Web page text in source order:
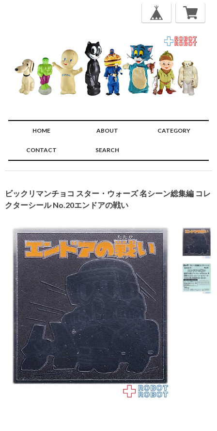
HOME ABOUT CATEGORY
CONTACT SEARCH
ビックリマンチョコ スター・ウォーズ 名シーン総集編 コレ
クターシール No.20エンドアの戦い